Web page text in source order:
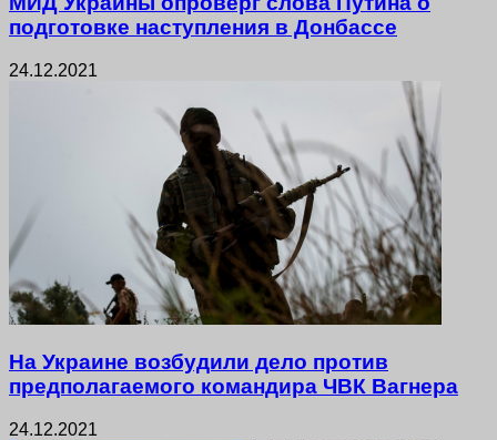
подготовке наступления в Донбассе
24.12.2021
На Украине возбудили дело против
предполагаемого командира ЧВК Вагнера
24.12.2021